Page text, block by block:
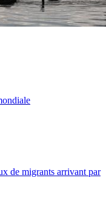
de migrants arrivant par